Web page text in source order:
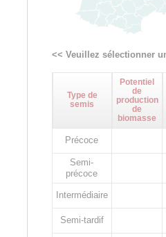
<< Veuillez sélectionner
Type de
semis
Potentiel
de
production
de
biomasse
Précoce
Semi-
précoce
Intermédiaire
Semi-tardif